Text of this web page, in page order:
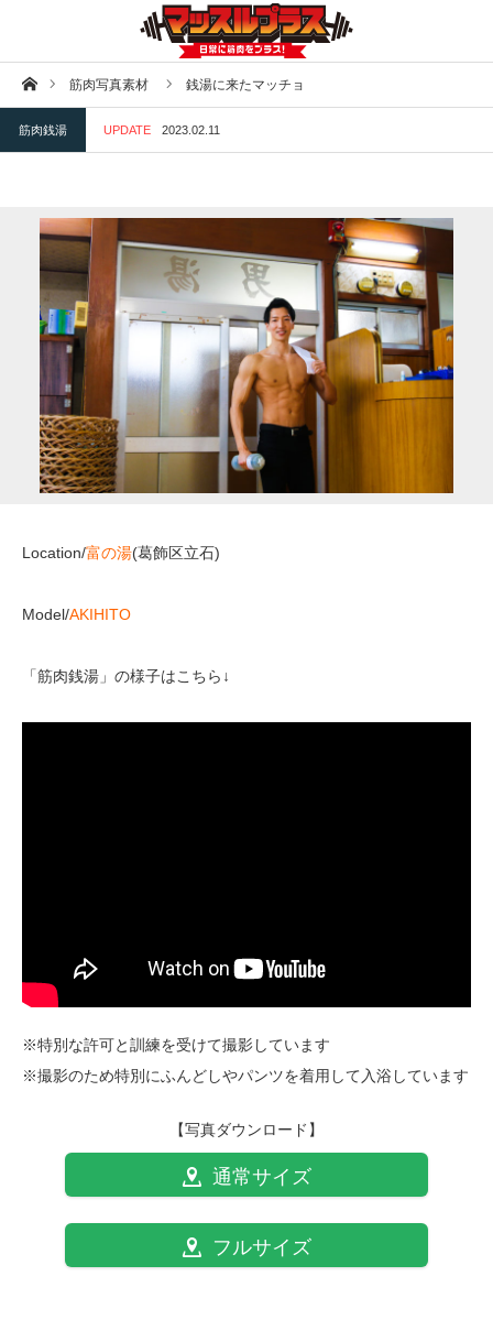
ホーム筋肉写真素材 銭湯に来たマッチョ
筋肉銭湯 UPDATE 2023.02.11
Location/富の湯(葛飾区立石)
Model/AKIHITO
「筋肉銭湯」の様子はこちら↓
※特別な許可と訓練を受けて撮影しています
※撮影のため特別にふんどしやパンツを着用して入浴しています
【写真ダウンロード】
通常サイズ
フルサイズ